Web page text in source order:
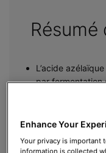
L’acide
par fermentation
C’est un
pigmentaires et
perfectrice
Enhance Your
Your privacy is important
information is collected